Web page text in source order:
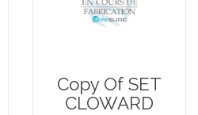
Copy Of SET
CLOWARD